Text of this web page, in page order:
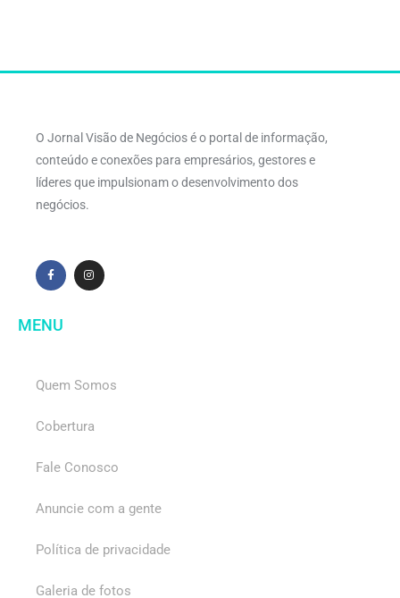
O Jornal Visão de Negócios é o portal de informação,
conteúdo e conexões para empresários, gestores e
líderes que impulsionam o desenvolvimento dos
negócios.
MENU
Quem Somos
Cobertura
Fale Conosco
Anuncie com a gente
Política de privacidade
Galeria de fotos